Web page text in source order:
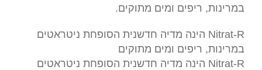
במרינות, ריפים ומים מתוקים.
Nitrat-R הינה מדיה חדשנית הסופחת ניטראטים
במרינות, ריפים ומים מתוקים
Nitrat-R הינה מדיה חדשנית הסופחת ניטראטים